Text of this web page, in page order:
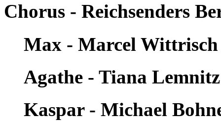
Chorus - Reichsenders
Max - Marcel Wittrisch
Agathe - Tiana Lemnitz
Kaspar - Michael